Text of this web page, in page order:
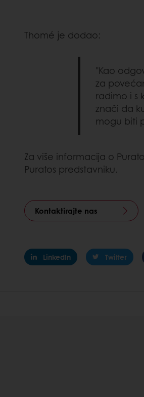
Thomé je dodao:
"Kao
za
radimo i s
znači da
mogu biti
Za više informacija o
Puratos predstavniku.
Kontaktirajte nas
LinkedIn Twitter